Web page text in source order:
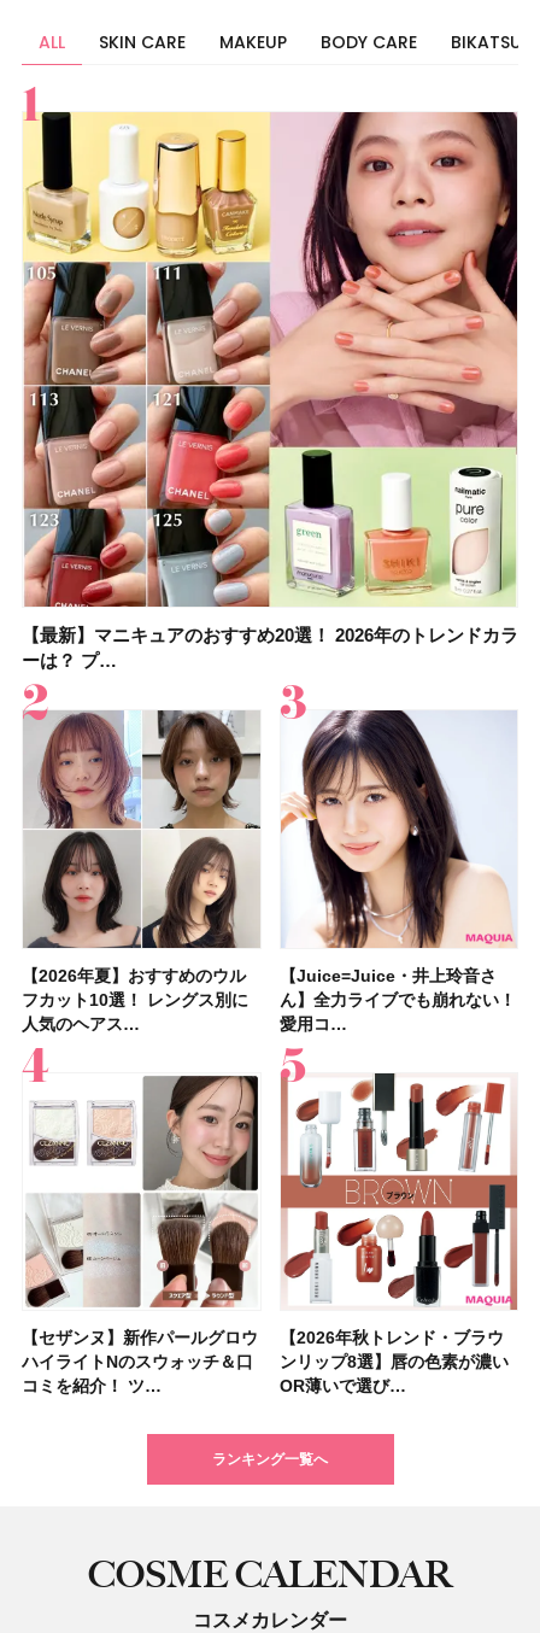
ALL SKIN CARE MAKEUP BODY CARE BIKATSU
すべて
【最新】マニキュアのおすすめ20選！ 2026年のトレンドカラ
ーは？ プ…
【2026年夏】おすすめのウル
フカット10選！ レングス別に
人気のヘアス…
【Juice=Juice・井上玲音さ
ん】全力ライブでも崩れない！
愛用コ…
【セザンヌ】新作パールグロウ
ハイライトNのスウォッチ＆口
コミを紹介！ ツ…
【2026年秋トレンド・ブラウ
ンリップ8選】唇の色素が濃い
OR薄いで選び…
スキンケア
大野真理子さんのリピ買い「ブライトニング」14選！ 透明肌
の秘訣を公開
【石井美保さん】おすすめの
「ブライトニング」11選！ ス
キンケアからサプ…
【2026夏】「大人のニキビケ
ア」ランキングTOP5！＜マキ
アビューティ…
【クリスマスコフレ2026】ク
リニークのホリデーコフレを一
挙紹介！ 人気…
【クリスマスコフレ2026】ポ
ーラ「B.A」から、冬の特別コ
フレ2種が登…
メイク
【最新】マニキュアのおすすめ20選！ 2026年のトレンドカラ
ーは？ プ…
【Juice=Juice・井上玲音さ
ん】全力ライブでも崩れない！
愛用コ…
【セザンヌ】新作パールグロウ
ハイライトNのスウォッチ＆口
コミを紹介！ ツ…
【2026年秋トレンド・ブラウ
ンリップ8選】唇の色素が濃い
OR薄いで選び…
【2026年最新】落ちないアイ
ブロウおすすめ18選！ 汗に強
い眉ペンシル…
ボディケア
【2026夏】「香水・フレグランス」ランキングTOP5！＜美
容マニア・マ…
【2026年】ボディ用日焼け止
めUVのおすすめ20選！ この夏
注目の人気…
【クリスマスコフレ2026】
HACCIのホリデーギフトが豪華
すぎると話題…
【クリスマスコフレ2026】ハ
ウス オブ ローゼは今年もムー
ミンとの限定…
【ニベア】美容液リップクリー
ム＆ボディスクラブが新登場！
大人気の色付き…
美活
【おすすめダイエットサプリ８選】食べすぎた日をサポー
ト！選び方＆糖質・脂…
【板野友美さんの美活】「実は
うねりやすいクセ毛なんです」
美しいロングヘア…
【美容系・伊能忠敬界隈】目指
すは日本縦断！ 山之内すずさ
んが100km歩…
【石井美保さんのおすすめお菓
子＆お茶10選】手土産にもぴっ
たり
【美容系・伊能忠敬界隈】上西
星来さんは5年間1日1万歩を継
続！ 歩くとき…
ヘア
【2026年夏】おすすめのウルフカット10選！ レングス別に人
気のヘアス…
【2026年夏】40代におすすめ
の髪型30選！ 若く見える・手
入れが楽な…
【2026年夏】おすすめの髪型
36選！ショート・ボブ・ミディ
アム・ロング…
【最新】髪のうねり・広がり・
くせ毛におすすめのシャンプー
17選
【2026年夏】小顔に見えるボ
ブの髪型37選！ レイヤー・切
りっぱなしな…
ライフスタイル
【橋本環奈さんの美容Q&A】顔用コスメで全身ケア！「お尻
や脚も喜んでくれ…
【フォロー＆いいねで当たる】
中国割烹旅館 掬水亭の宿泊券
を1組2名様にプ…
【鈴木えみさんの愛用品30選】
コスメ・スキンケア・ヘアケア
etc.お気に…
【読者プレゼント】羽の見えな
いハンディファン
「baramood」を3名様…
【2026年8月の一粒万倍日】お
すすめの開運コスメ＆美容アイ
テム10選！
ビューティーズ
【セザンヌ新色】ブライトカラーシーラーを全色レビュー！
色補正効果をビフォ…
【新色追加】セザンヌ「ウォー
タリーティントリップ」全色レ
ビュー｜イエベ・…
【セザンヌ】8/7新色追加！
「ウォータリーティントリップ
」10モモピュ…
【セザンヌ】「ブライトカラー
シーラー」新色グリーンが8/7
に発売｜既存色…
【ルナソルアイシャドウ】アイ
カラーレーションN新色・限定
色をイエベ・ブ…
ランキング一覧へ
COSME CALENDAR
コスメカレンダー